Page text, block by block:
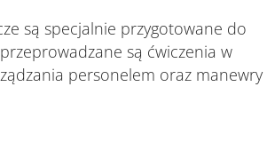
są specjalnie przygotowane do
są ćwiczenia w
personelem oraz manewry